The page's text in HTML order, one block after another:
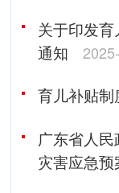
关于印发
通知
育儿补贴
广东省人
灾害应急